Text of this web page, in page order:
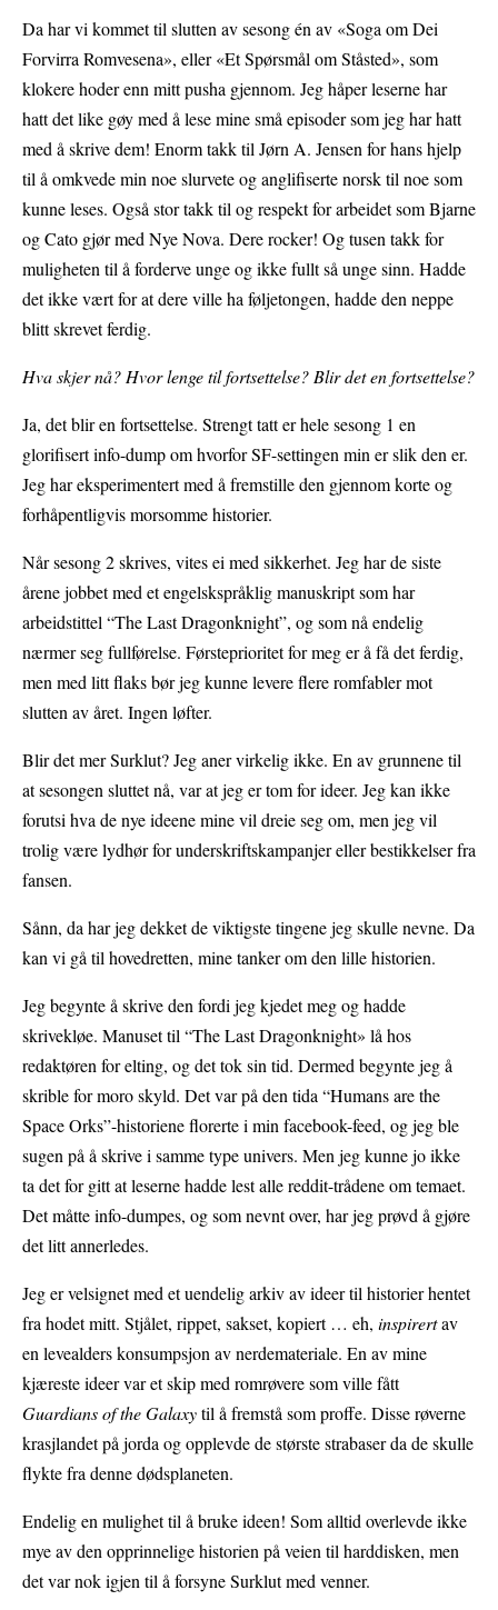
Da har vi kommet til slutten av sesong én av «Soga om Dei
Forvirra Romvesena», eller «Et Spørsmål om Ståsted», som
klokere hoder enn mitt pusha gjennom. Jeg håper leserne har
hatt det like gøy med å lese mine små episoder som jeg har hatt
med å skrive dem! Enorm takk til Jørn A. Jensen for hans hjelp
til å omkvede min noe slurvete og anglifiserte norsk til noe som
kunne leses. Også stor takk til og respekt for arbeidet som Bjarne
og Cato gjør med Nye Nova. Dere rocker! Og tusen takk for
muligheten til å forderve unge og ikke fullt så unge sinn. Hadde
det ikke vært for at dere ville ha føljetongen, hadde den neppe
blitt skrevet ferdig.
Hva skjer nå? Hvor lenge til fortsettelse? Blir det en fortsettelse?
Ja, det blir en fortsettelse. Strengt tatt er hele sesong 1 en
glorifisert info-dump om hvorfor SF-settingen min er slik den er.
Jeg har eksperimentert med å fremstille den gjennom korte og
forhåpentligvis morsomme historier.
Når sesong 2 skrives, vites ei med sikkerhet. Jeg har de siste
årene jobbet med et engelskspråklig manuskript som har
arbeidstittel “The Last Dragonknight”, og som nå endelig
nærmer seg fullførelse. Førsteprioritet for meg er å få det ferdig,
men med litt flaks bør jeg kunne levere flere romfabler mot
slutten av året. Ingen løfter.
Blir det mer Surklut? Jeg aner virkelig ikke. En av grunnene til
at sesongen sluttet nå, var at jeg er tom for ideer. Jeg kan ikke
forutsi hva de nye ideene mine vil dreie seg om, men jeg vil
trolig være lydhør for underskriftskampanjer eller bestikkelser fra
fansen.
Sånn, da har jeg dekket de viktigste tingene jeg skulle nevne. Da
kan vi gå til hovedretten, mine tanker om den lille historien.
Jeg begynte å skrive den fordi jeg kjedet meg og hadde
skrivekløe. Manuset til “The Last Dragonknight» lå hos
redaktøren for elting, og det tok sin tid. Dermed begynte jeg å
skrible for moro skyld. Det var på den tida “Humans are the
Space Orks”-historiene florerte i min facebook-feed, og jeg ble
sugen på å skrive i samme type univers. Men jeg kunne jo ikke
ta det for gitt at leserne hadde lest alle reddit-trådene om temaet.
Det måtte info-dumpes, og som nevnt over, har jeg prøvd å gjøre
det litt annerledes.
Jeg er velsignet med et uendelig arkiv av ideer til historier hentet
fra hodet mitt. Stjålet, rippet, sakset, kopiert … eh, inspirertav
en levealders konsumpsjon av nerdemateriale. En av mine
kjæreste ideer var et skip med romrøvere som ville fått
Guardians of the Galaxytil å fremstå som proffe. Disse røverne
krasjlandet på jorda og opplevde de største strabaser da de skulle
flykte fra denne dødsplaneten.
Endelig en mulighet til å bruke ideen! Som alltid overlevde ikke
mye av den opprinnelige historien på veien til harddisken, men
det var nok igjen til å forsyne Surklut med venner.